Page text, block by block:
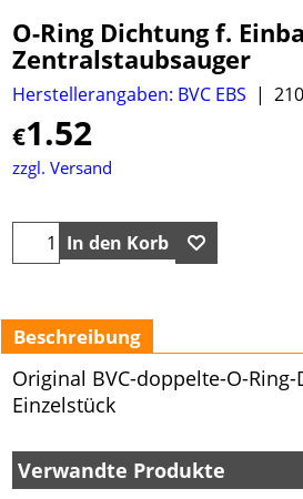
O-Ring Dichtung f.
Zentralstaubsauger
Herstellerangaben: BVC EBS
€1.52
zzgl. Versand
In den Korb
Beschreibung
Original BVC-doppelte-O-
Einzelstück
Verwandte Produkte